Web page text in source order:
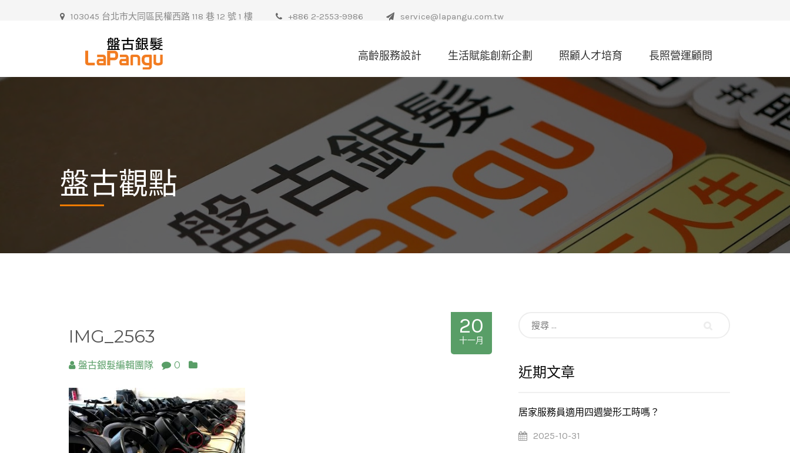
103045 台北市大同區民權西路 118 巷 12 號 1 樓 +886 2-2553-9986 service@lapangu.com.tw
高齡服務設計 生活賦能創新企劃 照顧人才培育 長照營運顧問
盤古觀點
IMG_2563 20
十一月
盤古銀髮編輯團隊 0 近期文章
居家服務員適用四週變形工時嗎？
2025-10-31